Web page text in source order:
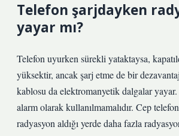
Telefon şarjdayken
yayar mı?
Telefon uyurken sürekli yataktaysa,
yüksektir, ancak şarj etme de bir
kablosu da elektromanyetik dalgalar yayar.
alarm olarak kullanılmamalıdır. Cep
radyasyon aldığı yerde daha fazla